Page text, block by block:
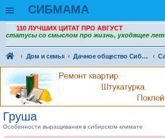
СИБМАМА
110 ЛУЧШИХ ЦИТАТ ПРО АВГУСТ
статусы со смыслом про жизнь, уходящее
Дом и семья Дачное общество Сибмама. Огородно - садовая жизнь
Груша
Особенности выращивания в сибирском климате